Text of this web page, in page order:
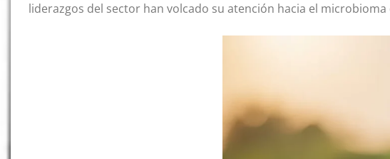
liderazgos del sector han volcado su atención hacia el